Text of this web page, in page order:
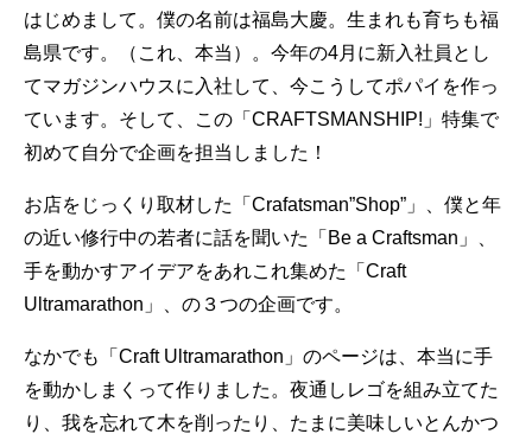
はじめまして。僕の名前は福島大慶。生まれも育ちも福
島県です。（これ、本当）。今年の4月に新入社員とし
てマガジンハウスに入社して、今こうしてポパイを作っ
ています。そして、この「CRAFTSMANSHIP!」特集で
初めて自分で企画を担当しました！
お店をじっくり取材した「Crafatsman”Shop”」、僕と年
の近い修行中の若者に話を聞いた「Be a Craftsman」、
手を動かすアイデアをあれこれ集めた「Craft
Ultramarathon」、の３つの企画です。
なかでも「Craft Ultramarathon」のページは、本当に手
を動かしまくって作りました。夜通しレゴを組み立てた
り、我を忘れて木を削ったり、たまに美味しいとんかつ